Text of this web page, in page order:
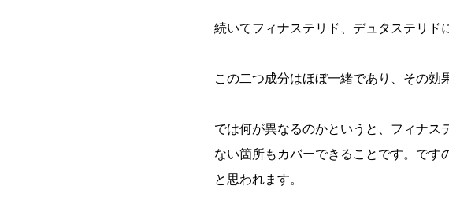
続いてフィナステリド、デュタステリド
この二つ成分はほぼ一緒であり、その効
では何が異なるのかというと、フィナス
ない箇所もカバーできることです。で
と思われます。